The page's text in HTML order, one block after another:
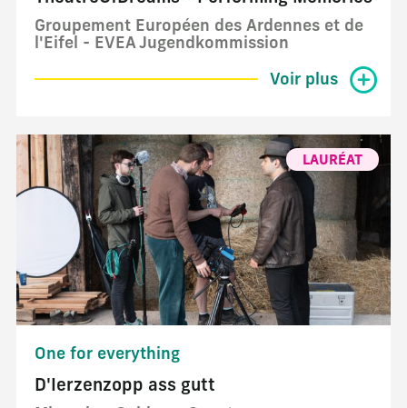
Groupement Européen des Ardennes et de
l'Eifel - EVEA Jugendkommission
Voir plus
LAURÉAT
One for everything
D'Ierzenzopp ass gutt